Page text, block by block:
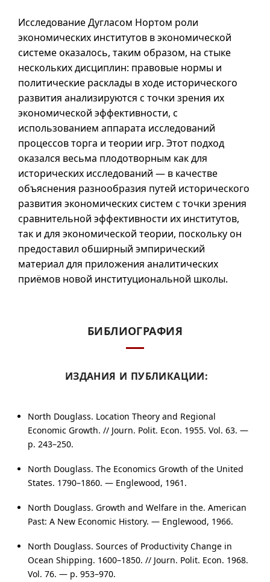
Исследование Дугласом Нортом роли
экономических институтов в экономической
системе оказалось, таким образом, на стыке
нескольких дисциплин: правовые нормы и
политические расклады в ходе исторического
развития анализируются с точки зрения их
экономической эффективности, с
использованием аппарата исследований
процессов торга и теории игр. Этот подход
оказался весьма плодотворным как для
исторических исследований — в качестве
объяснения разнообразия путей исторического
развития экономических систем с точки зрения
сравнительной эффективности их институтов,
так и для экономической теории, поскольку он
предоставил обширный эмпирический
материал для приложения аналитических
приёмов новой институциональной школы.
БИБЛИОГРАФИЯ
ИЗДАНИЯ И ПУБЛИКАЦИИ:
North Douglass. Location Theory and Regional
Economic Growth. // Journ. Polit. Econ. 1955. Vol. 63. —
p. 243–250.
North Douglass. The Economics Growth of the United
States. 1790–1860. — Englewood, 1961.
North Douglass. Growth and Welfare in the. American
Past: A New Economic History. — Englewood, 1966.
North Douglass. Sources of Productivity Change in
Ocean Shipping. 1600–1850. // Journ. Polit. Econ. 1968.
Vol. 76. — p. 953–970.